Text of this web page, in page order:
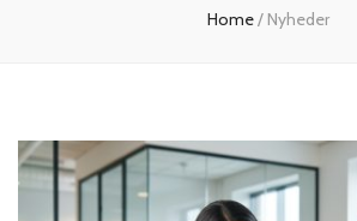
Home/ Nyheder